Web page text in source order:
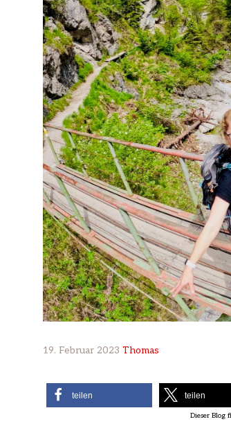
19. Februar 2023 Thomas
teilen teilen